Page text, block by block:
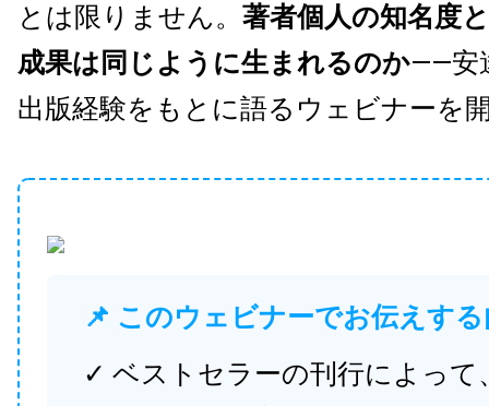
とは限りません。 著者個人の知名度
成果は同じように生まれるのか——安
出版経験をもとに語るウェビナーを
📌 このウェビナーでお伝えす
✓ ベストセラーの刊行によって